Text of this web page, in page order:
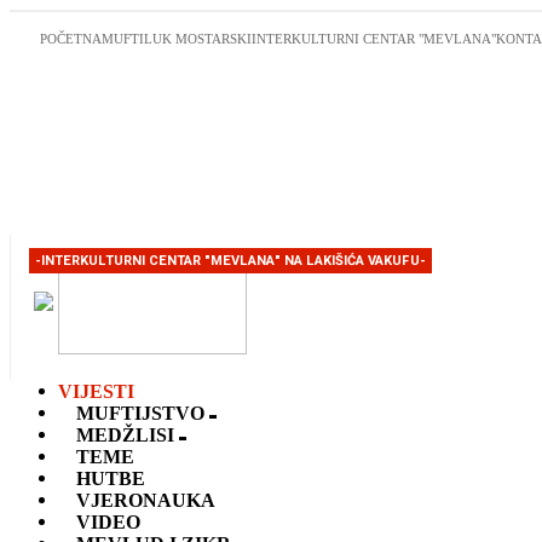
POČETNAMUFTILUK MOSTARSKIINTERKULTURNI CENTAR "MEVLANA"
-INTERKULTURNI CENTAR "MEVLANA" NA LAKIŠIĆA VAKUFU-
VIJESTI
MUFTIJSTVO
MEDŽLISI
TEME
HUTBE
VJERONAUKA
VIDEO